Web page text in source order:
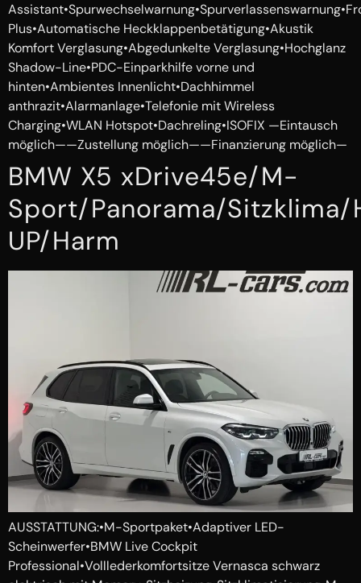
Plus•Automatische Heckklappenbetätigung•Akustik
Komfort Verglasung•Abgedunkelte Verglasung•Hochglanz
Shadow-Line•PDC-Einparkhilfe vorne und
hinten•Ambientes Innenlicht•Dachhimmel
anthrazit•Alarmanlage•Telefonie mit Wireless
Charging•WLAN Hotspot•Dachreling•ISOFIX —Eintausch
möglich——Zustellung möglich——Finanzierung möglich—
BMW X5 xDrive45e/M-
Sport/Panorama/Sitzklima/
UP/Harm
AUSSTATTUNG:•M-Sportpaket•Adaptiver LED-
Scheinwerfer•BMW Live Cockpit
Professional•Volllederkomfortsitze Vernasca schwarz